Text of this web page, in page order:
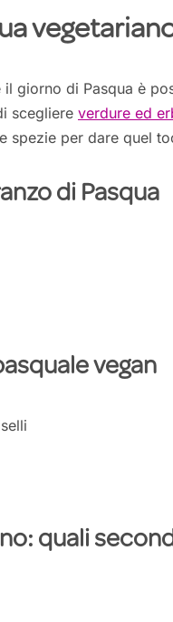
giorno di Pasqua è
scegliere verdure ed
spezie per dare quel
di Pasqua
vegan
quali